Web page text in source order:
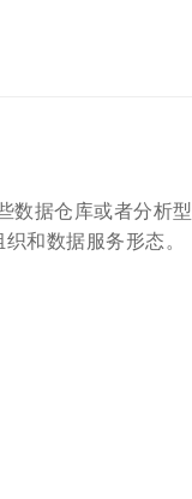
数据仓库或者分析型
和数据服务形态。